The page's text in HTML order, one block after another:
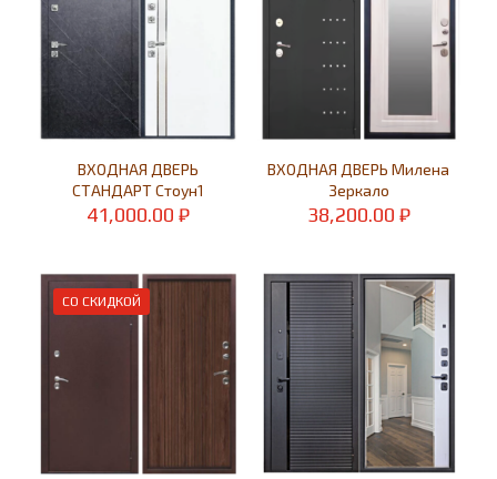
ВХОДНАЯ ДВЕРЬ
СТАНДАРТ Стоун1
41,000.00₽
ВХОДНАЯ ДВЕРЬ Милена
Зеркало
38,200.00 ₽
СО СКИДКОЙ